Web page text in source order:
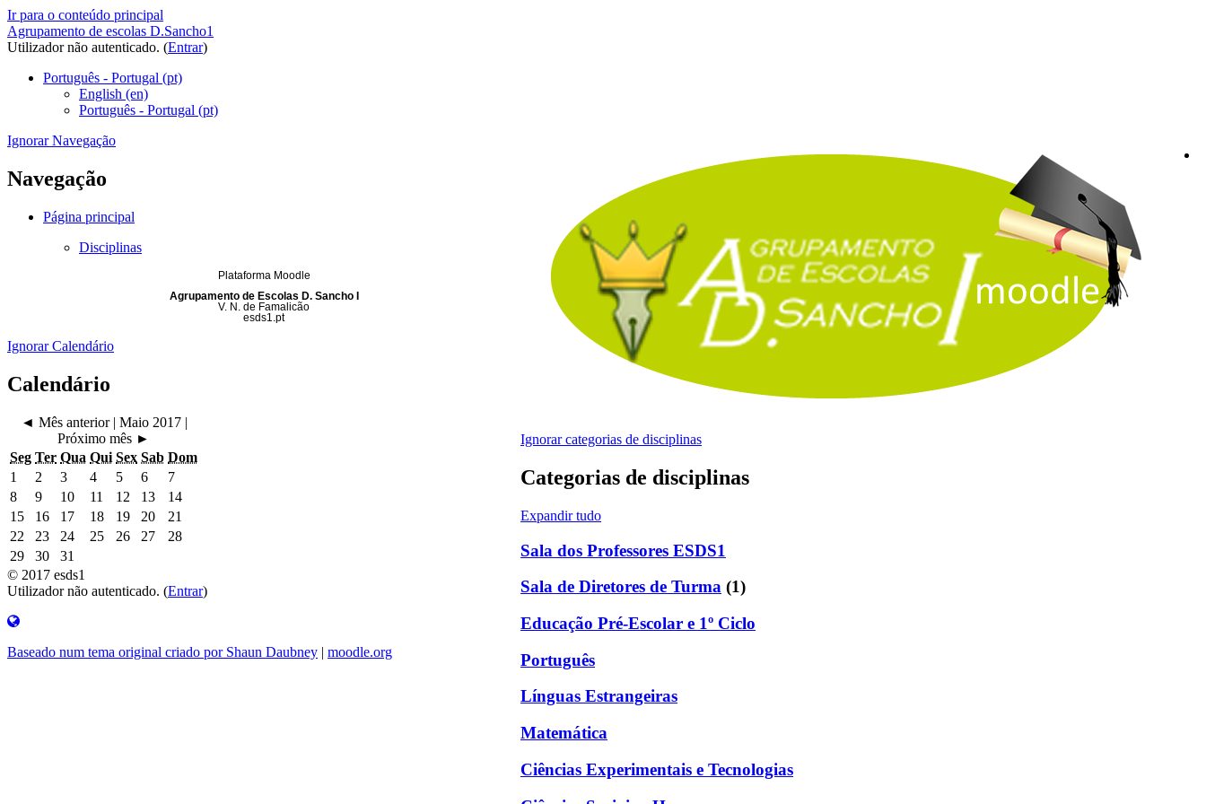
Ir para o conteúdo principal
Agrupamento de escolas D.Sancho1
Utilizador não autenticado. (Entrar)
Português - Portugal ‎(pt)‎
English ‎(en)‎
Português - Portugal ‎(pt)‎
Ignorar categorias de disciplinas
Categorias de disciplinas
Expandir tudo
Sala dos Professores ESDS1
Sala de Diretores de Turma (1)
Educação Pré-Escolar e 1º Ciclo
Português
Línguas Estrangeiras
Matemática
Ciências Experimentais e Tecnologias
Ignorar Navegação
Navegação
Página principal
Disciplinas
Plataforma Moodle
Agrupamento de Escolas D. Sancho I
V. N. de Famalicão
esds1.pt
Ignorar Calendário
Calendário
◄ Mês anterior | Maio 2017 |
Próximo mês ►
Seg Ter Qua Qui Sex Sab Dom
1
2 3 4 5 6
7
8
9 10 11 12 13
14
15
16 17 18 19 20
21
22
23 24 25 26 27
28
29
30
31
© 2017 esds1
Utilizador não autenticado. (Entrar)
Baseado num tema original criado por Shaun Daubney | moodle.org